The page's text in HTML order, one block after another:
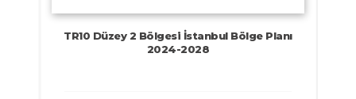
TR10 Düzey 2 Bölgesi İstanbul Bölge Planı
2024-2028